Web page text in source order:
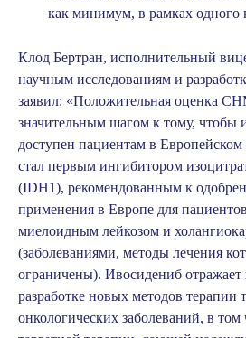
как минимум, в рамках одного
Клод Бертран, исполнительный
научным исследованиям и
заявил: «Положительная оценка
значительным шагом к тому, чтобы
доступен пациентам в
стал первым ингибитором
(IDH1), рекомендованным к
применения в Европе для
миелоидным лейкозом и
(заболеваниями, методы лечения
ограничены). Ивосидениб
разработке новых методов терапии
онкологических заболеваний, в том